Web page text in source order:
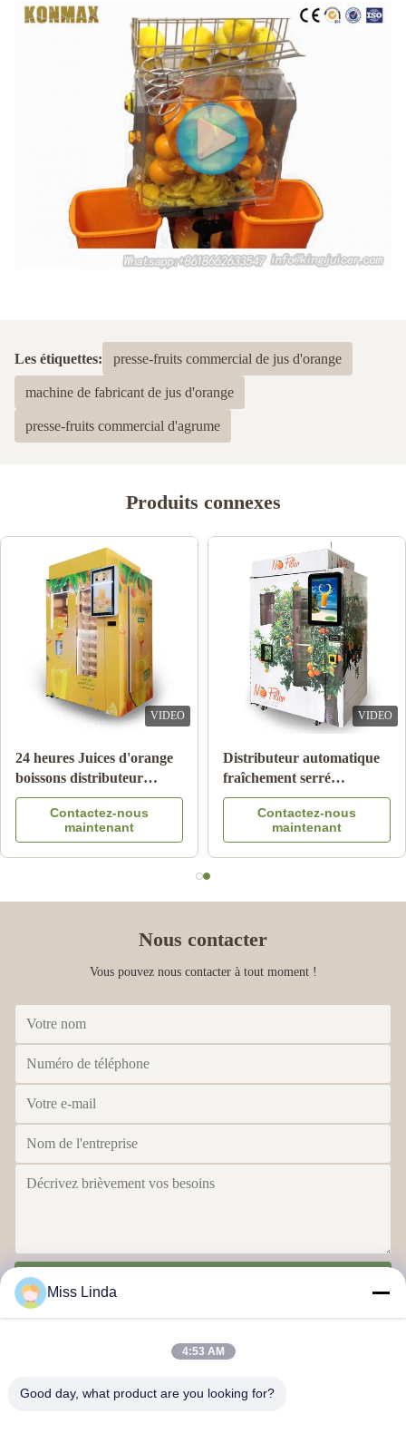
Les étiquettes: presse-fruits commercial de jus d'orange
machine de fabricant de jus d'orange
presse-fruits commercial d'agrume
Produits connexes
VIDEO
Macédoine de fruits de
double de réservoir de
glace de neige fondue de
machine de boissons lait
surgelé de boisson
Contactez-nous
maintenant
VIDEO
Système orange de Juice
Vending Machine With
Cooling de paiement de
Contactez-nous
maintenant
Nous contacter
Vous pouvez nous contacter à tout moment !
Miss Linda
4:53 AM
Good day, what product are you looking for?